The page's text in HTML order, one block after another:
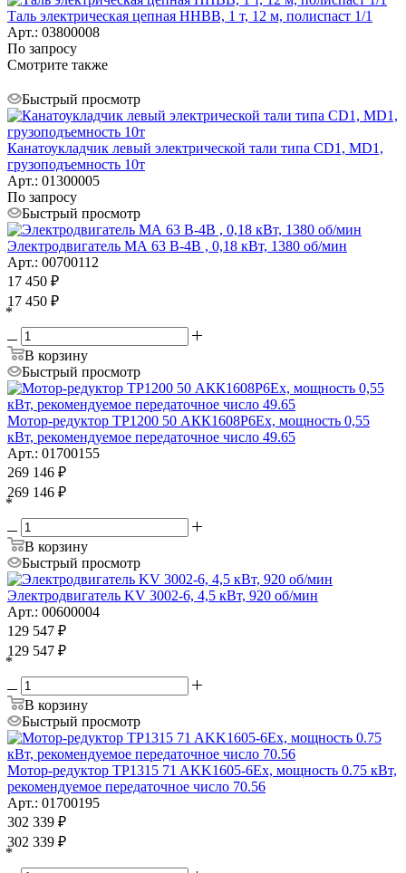
Таль электрическая цепная HHBB, 1 т, 12 м, полиспаст 1/1
Арт.: 03800008
По запросу
Смотрите также
Быстрый просмотр
Канатоукладчик левый электрической тали типа CD1, MD1,
грузоподъемность 10т
Арт.: 01300005
По запросу
Быстрый просмотр
Электродвигатель МА 63 B-4B , 0,18 кВт, 1380 об/мин
Арт.: 00700112
17 450 ₽
17 450 ₽
*
В корзину
Быстрый просмотр
Мотор-редуктор ТР1200 50 АКК1608P6Ех, мощность 0,55
кВт, рекомендуемое передаточное число 49.65
Арт.: 01700155
269 146 ₽
269 146 ₽
*
В корзину
Быстрый просмотр
Электродвигатель KV 3002-6, 4,5 кВт, 920 об/мин
Арт.: 00600004
129 547 ₽
129 547 ₽
*
В корзину
Быстрый просмотр
Мотор-редуктор TP1315 71 AKK1605-6Ex, мощность 0.75 кВт,
рекомендуемое передаточное число 70.56
Арт.: 01700195
302 339 ₽
302 339 ₽
*